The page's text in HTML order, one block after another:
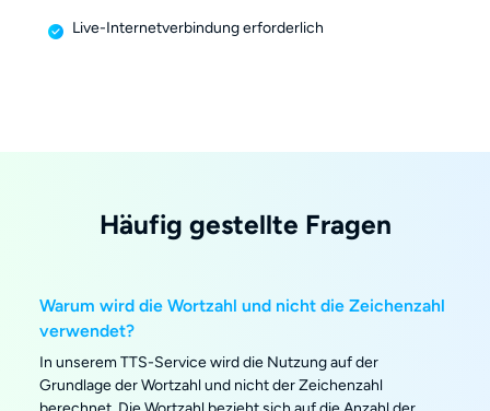
Live-Internetverbindung erforderlich
Häufig gestellte Fragen
Warum wird die Wortzahl und nicht die Zeichenzahl
verwendet?
In unserem TTS-Service wird die Nutzung auf der
Grundlage der Wortzahl und nicht der Zeichenzahl